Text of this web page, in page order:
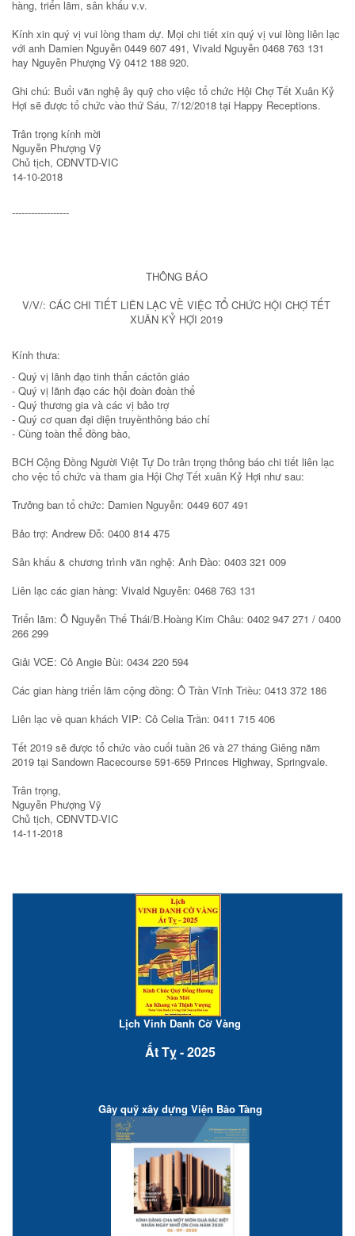
hàng, triển lãm, sân khấu v.v.
Kính xin quý vị vui lòng tham dự. Mọi chi tiết xin quý vị vui lòng liên lạc
với anh Damien Nguyễn 0449 607 491, Vivald Nguyễn 0468 763 131
hay Nguyễn Phượng Vỹ 0412 188 920.
Ghi chú: Buổi văn nghệ ây quỹ cho việc tổ chức Hội Chợ Tết Xuân Kỷ
Hợi sẽ được tổ chức vào thứ Sáu, 7/12/2018 tại Happy Receptions.
Trân trọng kính mời
Nguyễn Phượng Vỹ
Chủ tịch, CĐNVTD-VIC
14-10-2018
------------------
THÔNG BÁO
V/V/: CÁC CHI TIẾT LIÊN LẠC VỀ VIỆC TỔ CHỨC HỘI CHỢ TẾT
XUÂN KỶ HỢI 2019
Kính thưa:
- Quý vị lãnh đạo tinh thẩn cáctôn giáo
- Quý vị lãnh đạo các hội đoàn đoàn thể
- Quý thương gia và các vị bảo trợ
- Quý cơ quan đại diện truyềnthông báo chí
- Cùng toàn thể đồng bào,
BCH Cộng Đồng Người Việt Tự Do trân trọng thông báo chi tiết liên lạc
cho vệc tổ chức và tham gia Hội Chợ Tết xuân Kỷ Hợi như sau:
Trưởng ban tổ chức: Damien Nguyễn: 0449 607 491
Bảo trợ: Andrew Đỗ: 0400 814 475
Sân khấu & chương trình văn nghệ: Anh Đào: 0403 321 009
Liên lạc các gian hàng: Vivald Nguyễn: 0468 763 131
Triển lãm: Ô Nguyễn Thế Thái/B.Hoàng Kim Châu: 0402 947 271 / 0400
266 299
Giải VCE: Cô Angie Bùi: 0434 220 594
Các gian hàng triển lãm cộng đồng: Ô Trần Vĩnh Triều: 0413 372 186
Liên lạc về quan khách VIP: Cô Celia Trần: 0411 715 406
Tết 2019 sẽ được tổ chức vào cuối tuần 26 và 27 tháng Giêng năm
2019 tại Sandown Racecourse 591-659 Princes Highway, Springvale.
Trân trọng,
Nguyễn Phượng Vỹ
Chủ tịch, CĐNVTD-VIC
14-11-2018
Lịch Vinh Danh Cờ Vàng
Ất Tỵ - 2025
Gây quỹ xây dựng Viện Bảo Tàng